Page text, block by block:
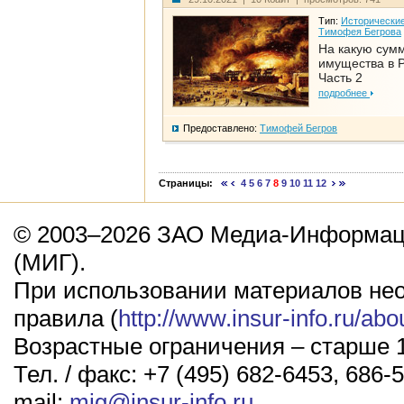
Тип:
Тимофея Бегрова
На какую
имущества в
Часть 2
подробнее
Предоставлено: Тимофей Бегров
Страницы: 4 5 6 7 8 9 10 11 12
© 2003–2026 ЗАО Медиа-
(МИГ).
При использовании материалов
правила (http://www.insur-info.ru/
Возрастные ограничения – старше
Тел. / факс: +7 (495) 682-6453, 686-